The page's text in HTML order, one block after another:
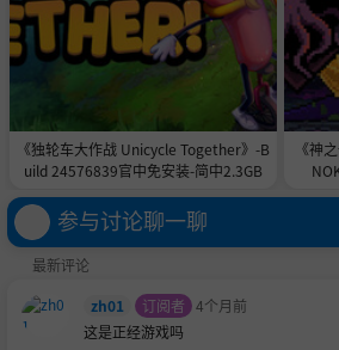
《独轮车大作战 Unicycle Together》-B
uild 24576839官中免安装-简中2.3GB
《神
参与讨论聊一聊
最新评论
zh01
订阅者 4个月前
这是正经游戏吗